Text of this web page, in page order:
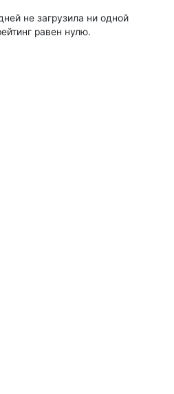
не загрузила ни одной
равен нулю.